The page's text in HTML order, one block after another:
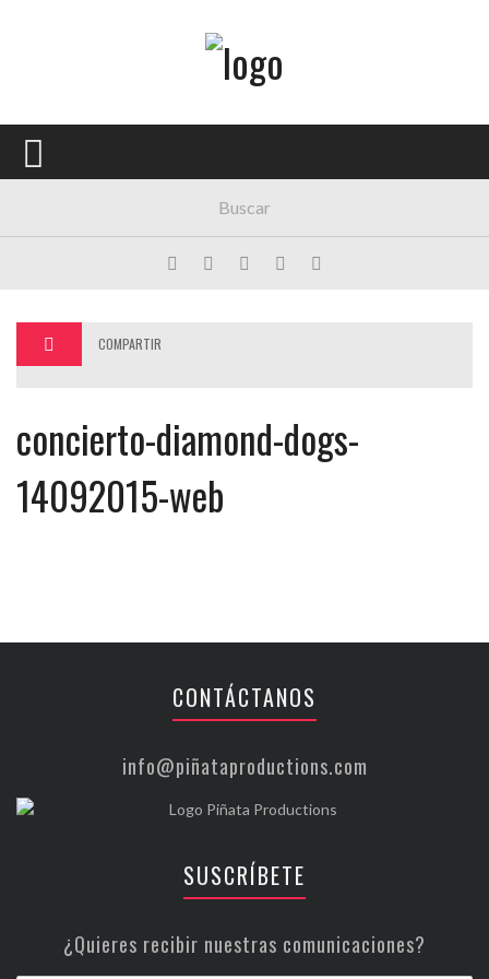
PORTADA
FESTIVALES
EXPOSICIONES
HISTORIAS
COMPARTIR
concierto-diamond-dogs-
14092015-web
CONTÁCTANOS
info@piñataproductions.com
SUSCRÍBETE
¿Quieres recibir nuestras comunicaciones?